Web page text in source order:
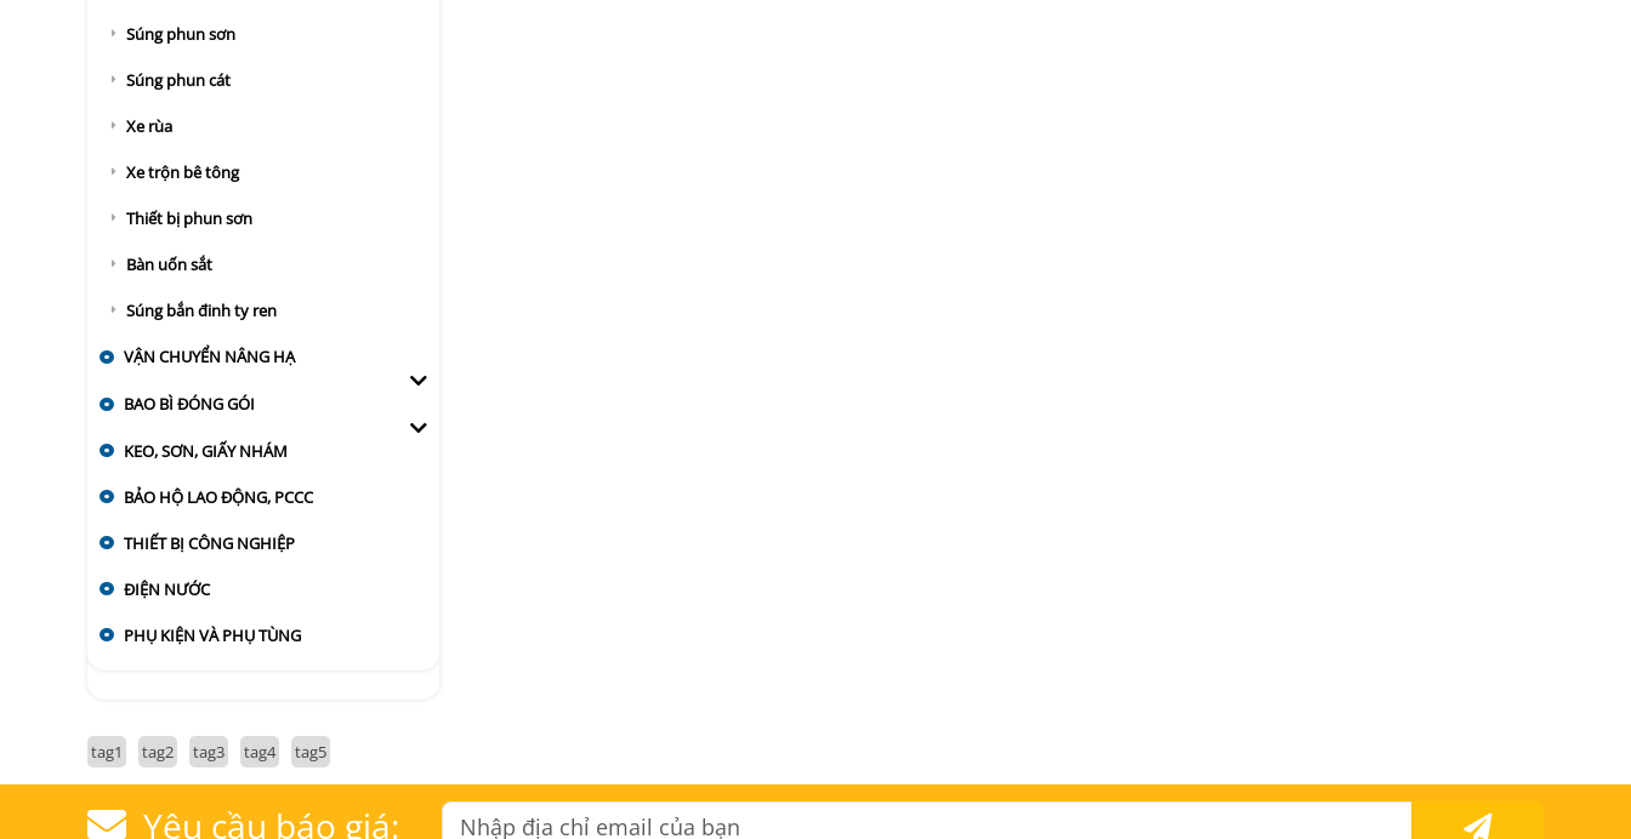
Súng phun sơn
Súng phun cát
Xe rùa
Xe trộn bê tông
Thiết bị phun sơn
Bàn uốn sắt
Súng bắn đinh ty ren
VẬN CHUYỂN NÂNG HẠ
BAO BÌ ĐÓNG GÓI
KEO, SƠN, GIẤY NHÁM
BẢO HỘ LAO ĐỘNG, PCCC
THIẾT BỊ CÔNG NGHIỆP
ĐIỆN NƯỚC
PHỤ KIỆN VÀ PHỤ TÙNG
tag1 tag2 tag3 tag4 tag5
Yêu cầu báo giá: